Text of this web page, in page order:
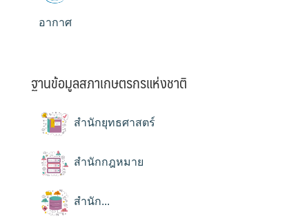
อากาศ
ฐานข้อมูลสภาเกษตรกรแห่งชาติ
สำนักยุทธศาสตร์
สำนักกฎหมาย
สำนัก...